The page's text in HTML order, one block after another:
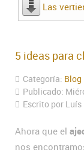
Las
5 ideas para
Categoría: Blog
Publicado:
Escrito por Luís
Ahora que el
nos